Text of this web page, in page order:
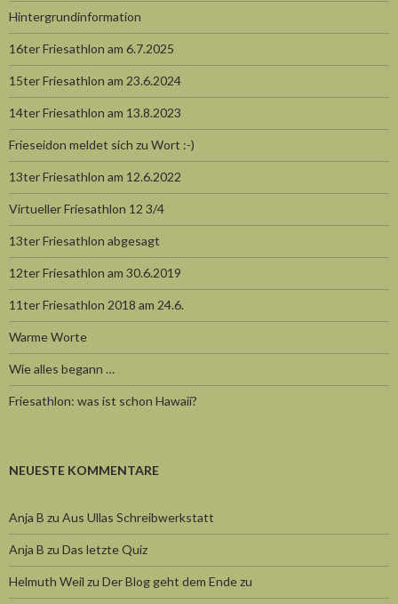
Hintergrundinformation
16ter Friesathlon am 6.7.2025
15ter Friesathlon am 23.6.2024
14ter Friesathlon am 13.8.2023
Frieseidon meldet sich zu Wort :-)
13ter Friesathlon am 12.6.2022
Virtueller Friesathlon 12 3/4
13ter Friesathlon abgesagt
12ter Friesathlon am 30.6.2019
11ter Friesathlon 2018 am 24.6.
Warme Worte
Wie alles begann …
Friesathlon: was ist schon Hawaii?
NEUESTE KOMMENTARE
Anja B zu Aus Ullas Schreibwerkstatt
Anja B zu Das letzte Quiz
Helmuth Weil zu Der Blog geht dem Ende zu